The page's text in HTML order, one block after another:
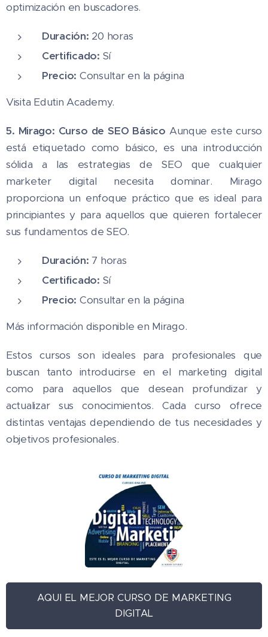
optimización en buscadores.
Duración: 20 horas
Certificado: Sí
Precio: Consultar en la página
Visita Edutin Academy.
5. Mirago: Curso de SEO Básico Aunque este curso
está etiquetado como básico, es una introducción
sólida a las estrategias de SEO que cualquier
marketer digital necesita dominar. Mirago
proporciona un enfoque práctico que es ideal para
principiantes y para aquellos que quieren fortalecer
sus fundamentos de SEO.
Duración: 7 horas
Certificado: Sí
Precio: Consultar en la página
Más información disponible en Mirago.
Estos cursos son ideales para profesionales que
buscan tanto introducirse en el marketing digital
como para aquellos que desean profundizar y
actualizar sus conocimientos. Cada curso ofrece
distintas ventajas dependiendo de tus necesidades y
objetivos profesionales.
AQUI EL MEJOR CURSO DE MARKETING
DIGITAL